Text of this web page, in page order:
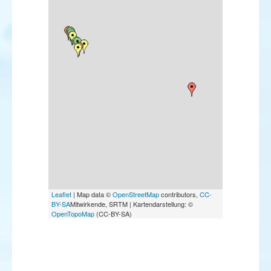
Leaflet | Map data ©OpenStreetMapcontributors, CC-
BY-SAMitwirkende, SRTM | Kartendarstellung: ©
OpenTopoMap (CC-BY-SA)